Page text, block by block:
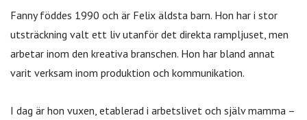
Fanny föddes 1990 och är Felix äldsta barn. Hon har i stor
utsträckning valt ett liv utanför det direkta rampljuset, men
arbetar inom den kreativa branschen. Hon har bland annat
varit verksam inom produktion och kommunikation.
I dag är hon vuxen, etablerad i arbetslivet och själv mamma –